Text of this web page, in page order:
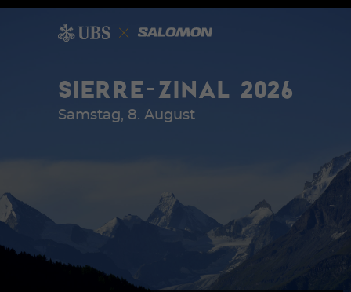
SIERRE-ZINAL 2026
Samstag, 8. August